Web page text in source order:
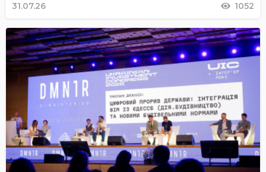
31.07.26 1052